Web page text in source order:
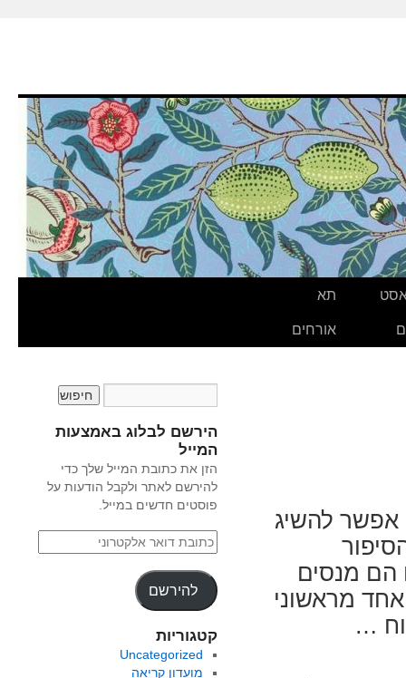
תא
אורחים
אפשר להשיג
הם מנסים
מראשוני
…
הירשם לבלוג באמצעות
המייל
הזן את כתובת המייל שלך כדי
להירשם לאתר ולקבל הודעות על
פוסטים חדשים במייל.
להירשם
קטגוריות
Uncategorized
מועדון קריאה